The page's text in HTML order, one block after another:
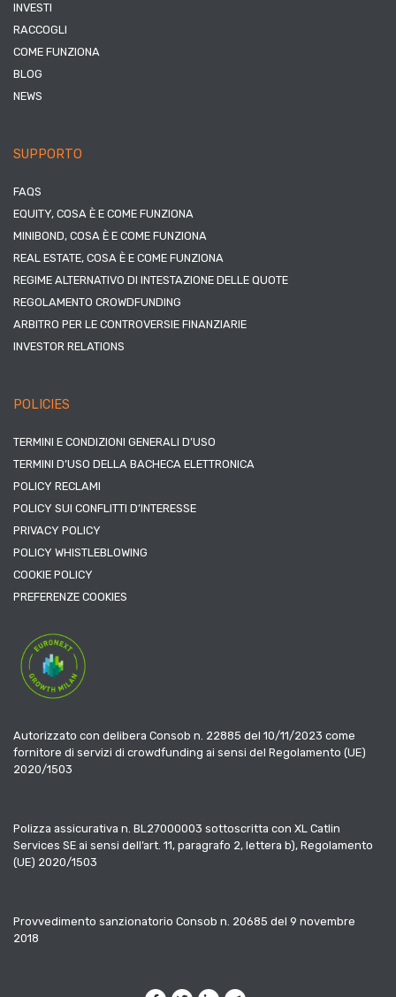
INVESTI
RACCOGLI
COME FUNZIONA
BLOG
NEWS
SUPPORTO
FAQS
EQUITY, COSA È E COME FUNZIONA
MINIBOND, COSA È E COME FUNZIONA
REAL ESTATE, COSA È E COME FUNZIONA
REGIME ALTERNATIVO DI INTESTAZIONE DELLE QUOTE
REGOLAMENTO CROWDFUNDING
ARBITRO PER LE CONTROVERSIE FINANZIARIE
INVESTOR RELATIONS
POLICIES
TERMINI E CONDIZIONI GENERALI D’USO
TERMINI D’USO DELLA BACHECA ELETTRONICA
POLICY RECLAMI
POLICY SUI CONFLITTI D’INTERESSE
PRIVACY POLICY
POLICY WHISTLEBLOWING
COOKIE POLICY
PREFERENZE COOKIES
Autorizzato con delibera Consob n. 22885 del 10/11/2023 come
fornitore di servizi di crowdfunding ai sensi del Regolamento (UE)
2020/1503
Polizza assicurativa n. BL27000003 sottoscritta con XL Catlin
Services SE ai sensi dell’art. 11, paragrafo 2, lettera b), Regolamento
(UE) 2020/1503
Provvedimento sanzionatorio Consob n. 20685 del 9 novembre
2018